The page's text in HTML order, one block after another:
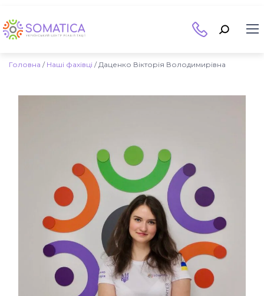
Головна / Наші фахівці /Даценко Вікторія Володимирівна